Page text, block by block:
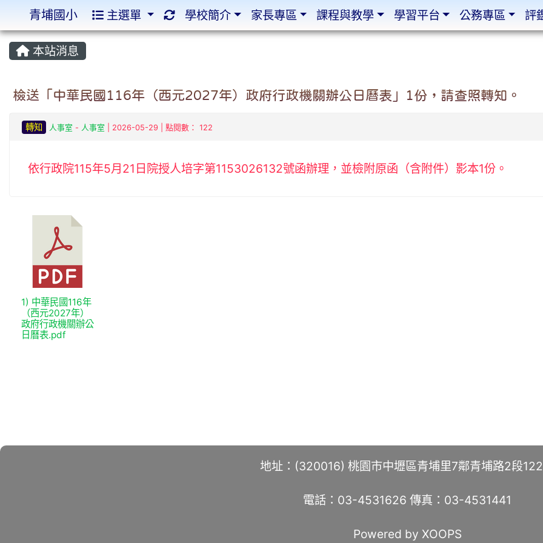
:::
本站消息
檢送「中華民國116年（西元2027年）政府行政機關辦公日曆表」1份，請查照轉知。
轉知 人事室 - 人事室 | 2026-05-29 | 點閱數： 122
依行政院115年5月21日院授人培字第1153026132號函辦理，並檢附原函（含附件）影本1份。
1) 中華民國116年
（西元2027年）
政府行政機關辦公
日曆表.pdf
地址：(320016) 桃園市中壢區青埔里7鄰青埔路2段
電話：03-4531626 傳真：03-4531441
Powered by XOOPS
青埔國小 ::: 主選單 學校簡介 家長專區 課程與教學 學習平台 公務專區 評